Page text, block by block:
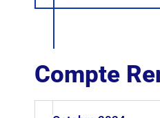
Compte